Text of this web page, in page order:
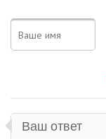
Ваш ответ